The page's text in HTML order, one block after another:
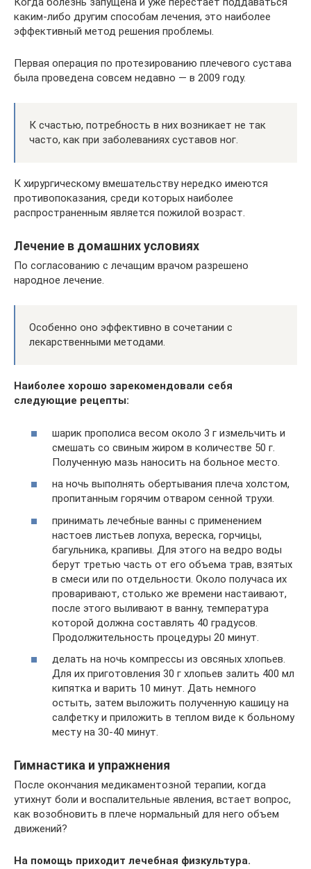
каким-либо другим способам лечения, это наиболее
эффективный метод решения проблемы.
Первая операция по протезированию плечевого сустава
была проведена совсем недавно — в 2009 году.
К счастью, потребность в них возникает не так
часто, как при заболеваниях суставов ног.
К хирургическому вмешательству нередко имеются
противопоказания, среди которых наиболее
распространенным является пожилой возраст.
Лечение в домашних условиях
По согласованию с лечащим врачом разрешено
народное лечение.
Особенно оно эффективно в сочетании с
лекарственными методами.
Наиболее хорошо зарекомендовали себя
следующие рецепты:
шарик прополиса весом около 3 г измельчить и
смешать со свиным жиром в количестве 50 г.
Полученную мазь наносить на больное место.
на ночь выполнять обертывания плеча холстом,
пропитанным горячим отваром сенной трухи.
принимать лечебные ванны с применением
настоев листьев лопуха, вереска, горчицы,
багульника, крапивы. Для этого на ведро воды
берут третью часть от его объема трав, взятых
в смеси или по отдельности. Около получаса их
проваривают, столько же времени настаивают,
после этого выливают в ванну, температура
которой должна составлять 40 градусов.
Продолжительность процедуры 20 минут.
делать на ночь компрессы из овсяных хлопьев.
Для их приготовления 30 г хлопьев залить 400 мл
кипятка и варить 10 минут. Дать немного
остыть, затем выложить полученную кашицу на
салфетку и приложить в теплом виде к больному
месту на 30-40 минут.
Гимнастика и упражнения
После окончания медикаментозной терапии, когда
утихнут боли и воспалительные явления, встает вопрос,
как возобновить в плече нормальный для него объем
движений?
На помощь приходит лечебная физкультура.